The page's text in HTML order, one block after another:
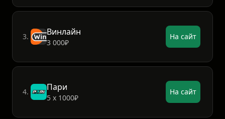
3. Винлайн
3 000₽
На сайт
4. Пари
5 х 1000₽
На сайт